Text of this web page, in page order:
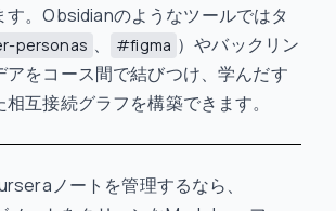
す。Obsidianのようなツールではタ
personas 、 #figma ）やバックリン
アをコース間で結びつけ、学んだす
互接続グラフを構築できます。
ノートを管理するなら、